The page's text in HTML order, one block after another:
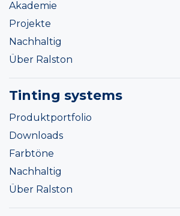
Akademie
Projekte
Nachhaltig
Über Ralston
Tinting systems
Produktportfolio
Downloads
Farbtöne
Nachhaltig
Über Ralston